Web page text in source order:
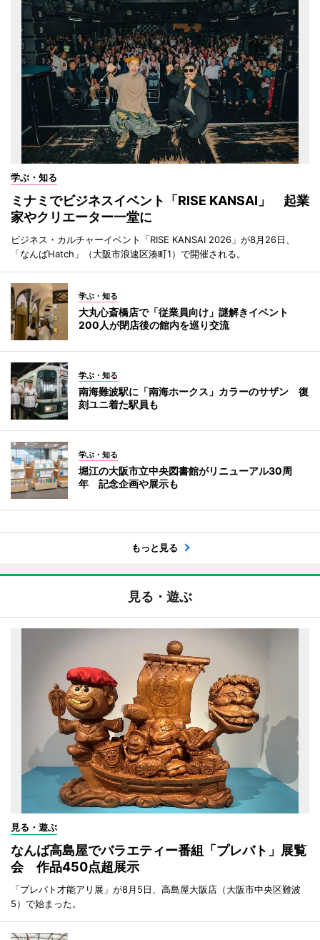
学ぶ・知る
ミナミでビジネスイベント「RISE KANSAI」 起業
家やクリエーター一堂に
ビジネス・カルチャーイベント「RISE KANSAI 2026」が8月26日、
「なんばHatch」（大阪市浪速区湊町1）で開催される。
学ぶ・知る
大丸心斎橋店で「従業員向け」謎解きイベント
200人が閉店後の館内を巡り交流
学ぶ・知る
南海難波駅に「南海ホークス」カラーのサザン 復
刻ユニ着た駅員も
学ぶ・知る
堀江の大阪市立中央図書館がリニューアル30周
年 記念企画や展示も
もっと見る
見る・遊ぶ
見る・遊ぶ
なんば高島屋でバラエティー番組「プレバト」展覧
会 作品450点超展示
「プレバト才能アリ展」が8月5日、高島屋大阪店（大阪市中央区難波
5）で始まった。